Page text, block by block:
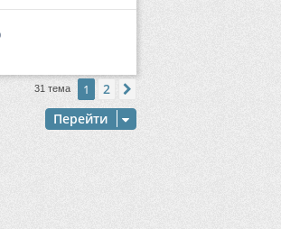
31 тема 1 2
Перейти